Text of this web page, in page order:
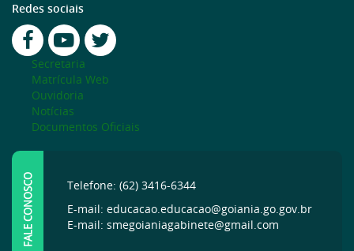
Redes sociais
Secretaria
Matrícula Web
Ouvidoria
Notícias
Documentos Oficiais
FALE CONOSCO
Telefone: (62) 3416-6344
E-mail: educacao.educacao@goiania.go.gov.br
E-mail: smegoianiagabinete@gmail.com